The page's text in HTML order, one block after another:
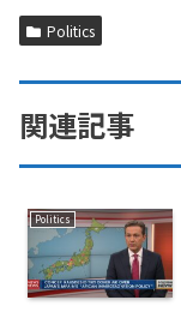
Politics
関連記事
Politics